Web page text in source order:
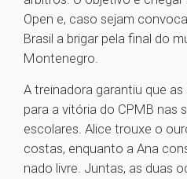
Open e, caso sejam
Brasil a brigar pela final do
Montenegro.
A treinadora garantiu que
para a vitória do CPMB nas
escolares. Alice trouxe o
costas, enquanto a Ana
nado livre. Juntas, as duas